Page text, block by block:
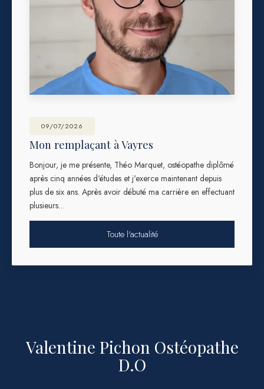
09/07/2026
Mon remplaçant à Vayres
Bonjour, je me présente, Théo Marquet, ostéopathe diplômé
après cinq années d'études et j'exerce maintenant depuis
plus de six ans. Après avoir débuté ma carrière en effectuant
plusieurs…
Toute l'actualité
Valentine Pichon Ostéopathe
D.O